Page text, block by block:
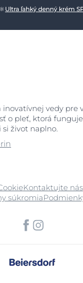
Ultra ľahký denný krém
inovatívnej vedy pre
o pleť, ktorá
život naplno.
Kontaktujte nás
súkromia